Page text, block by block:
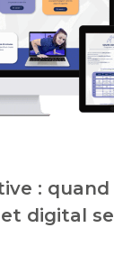
: quand
digital se